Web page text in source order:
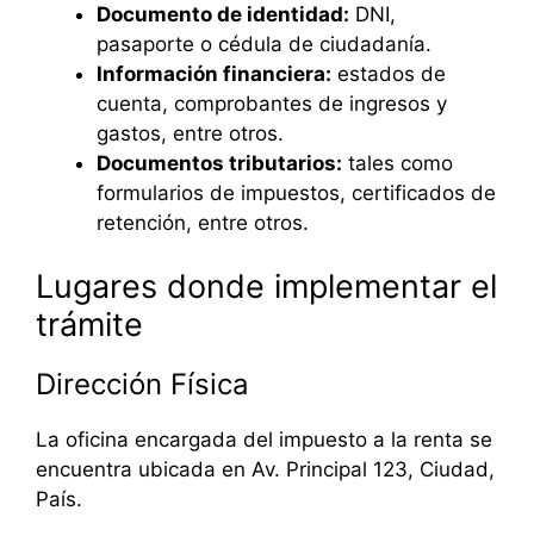
Documento de identidad: DNI,
pasaporte o cédula de ciudadanía.
Información financiera: estados de
cuenta, comprobantes de ingresos y
gastos, entre otros.
Documentos tributarios: tales como
formularios de impuestos, certificados de
retención, entre otros.
Lugares donde implementar el
trámite
Dirección Física
La oficina encargada del impuesto a la renta se
encuentra ubicada en Av. Principal 123, Ciudad,
País.